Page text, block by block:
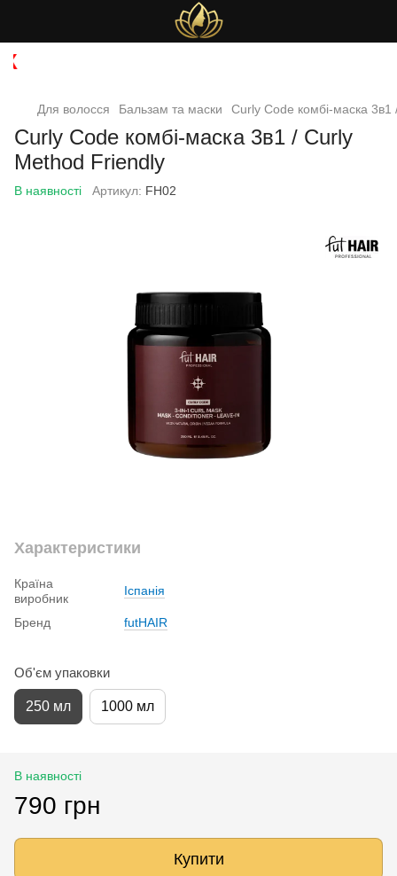
Для волосся Бальзам та маски Curly Code комбі-маска
Curly Code комбі-маска 3в1 / Curly
Method Friendly
В наявності Артикул: FH02
Характеристики
Країна
виробник
Іспанія
Бренд futHAIR
Об'єм упаковки
250 мл 1000 мл
В наявності
790 грн
Купити